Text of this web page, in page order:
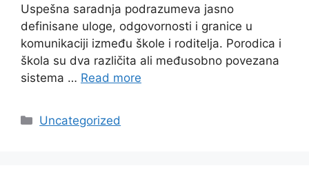
Uspešna saradnja podrazumeva jasno
definisane uloge, odgovornosti i granice u
komunikaciji između škole i roditelja. Porodica i
škola su dva različita ali međusobno povezana
sistema … Read more
Categories
Uncategorized